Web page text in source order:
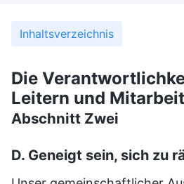
Inhaltsverzeichnis
Die
Leitern und
Abschnitt Zwei
D. Geneigt sein, sich zu